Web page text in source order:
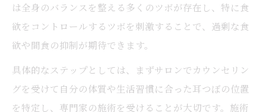
は全身のバランスを整える多くのツボが存在し、特に食
欲をコントロールするツボを刺激することで、過剰な食
欲や間食の抑制が期待できます。
具体的なステップとしては、まずサロンでカウンセリン
グを受けて自分の体質や生活習慣に合った耳つぼの位置
を特定し、専門家の施術を受けることが大切です。施術